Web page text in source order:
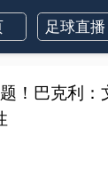
足球直播
！巴克利：